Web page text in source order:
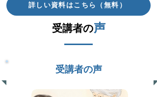
詳しい資料はこちら（無料）
受講者の声
受講者の声